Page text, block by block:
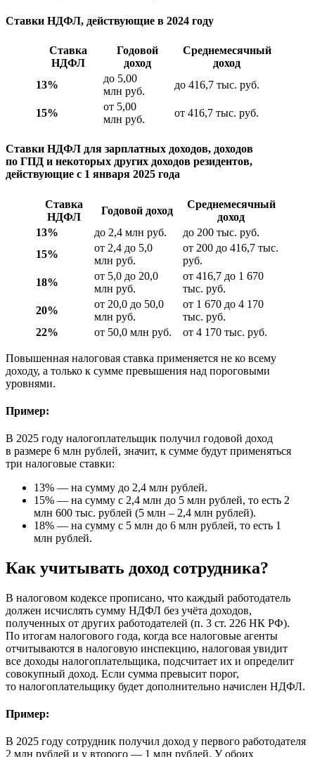
Ставки НДФЛ, действующие в 2024 году
Ставка
НДФЛ
Годовой
доход
Среднемесячный
доход
13%
до 5,00
млн руб.
до 416,7 тыс. руб.
15%
от 5,00
млн руб.
от 416,7 тыс. руб.
Ставки НДФЛ для зарплатных доходов, доходов
по ГПД и некоторых других доходов резидентов,
действующие с 1 января 2025 года
Ставка
НДФЛ
Годовой доход
Среднемесячный
доход
13%
до 2,4 млн руб.
до 200 тыс. руб.
15%
от 2,4 до 5,0
млн руб.
от 200 до 416,7 тыс.
руб.
18%
от 5,0 до 20,0
млн руб.
от 416,7 до 1 670
тыс. руб.
20%
от 20,0 до 50,0
млн руб.
от 1 670 до 4 170
тыс. руб.
22%
от 50,0 млн руб. от 4 170 тыс. руб.
Повышенная налоговая ставка применяется не ко всему
доходу, а только к сумме превышения над пороговыми
уровнями.
Пример:
В 2025 году налогоплательщик получил годовой доход
в размере 6 млн рублей, значит, к сумме будут применяться
три налоговые ставки:
13% — на сумму до 2,4 млн рублей.
15% — на сумму с 2,4 млн до 5 млн рублей, то есть 2
млн 600 тыс. рублей (5 млн – 2,4 млн рублей).
18% — на сумму с 5 млн до 6 млн рублей, то есть 1
млн рублей.
Как учитывать доход сотрудника?
В налоговом кодексе прописано, что каждый работодатель
должен исчислять сумму НДФЛ без учёта доходов,
полученных от других работодателей (п. 3 ст. 226 НК РФ).
По итогам налогового года, когда все налоговые агенты
отчитываются в налоговую инспекцию, налоговая увидит
все доходы налогоплательщика, подсчитает их и определит
совокупный доход. Если сумма превысит порог,
то налогоплательщику будет дополнительно начислен НДФЛ.
Пример:
В 2025 году сотрудник получил доход у первого работодателя
2 млн рублей и у второго — 1 млн рублей. У обоих